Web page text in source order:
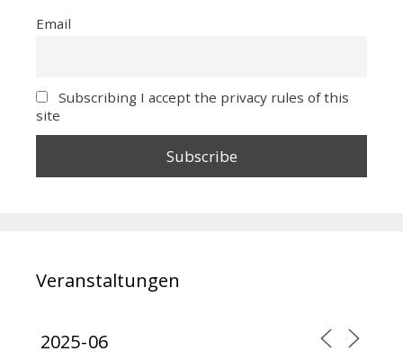
Email
Subscribing I accept the privacy rules of this
site
Veranstaltungen